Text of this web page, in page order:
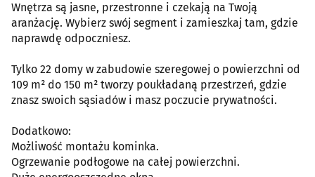
​Wnętrza są jasne, przestronne i czekają na Twoją
aranżację. Wybierz swój segment i zamieszkaj tam, gdzie
naprawdę odpoczniesz.
Tylko 22 domy w zabudowie szeregowej o powierzchni od
109 m² do 150 m² tworzy poukładaną przestrzeń, gdzie
znasz swoich sąsiadów i masz poczucie prywatności.
Dodatkowo:
Możliwość montażu kominka.
Ogrzewanie podłogowe na całej powierzchni.